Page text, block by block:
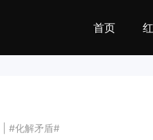
首页
#化解矛盾#